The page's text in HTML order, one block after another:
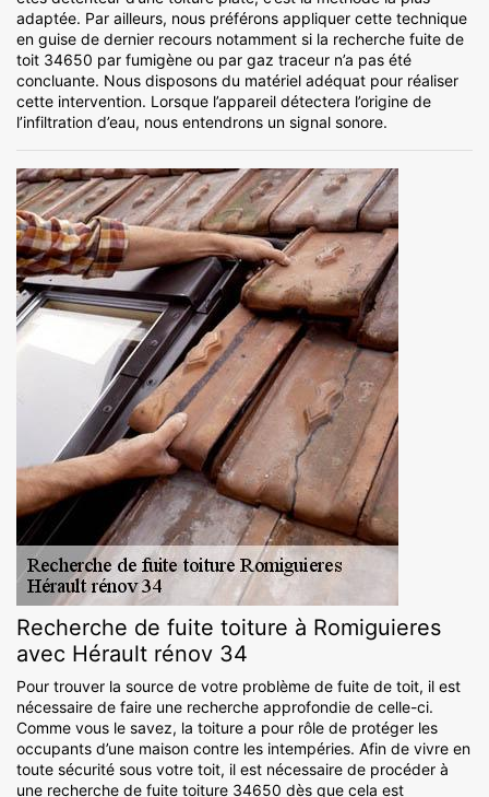
adaptée. Par ailleurs, nous préférons appliquer cette technique
en guise de dernier recours notamment si la recherche fuite de
toit 34650 par fumigène ou par gaz traceur n’a pas été
concluante. Nous disposons du matériel adéquat pour réaliser
cette intervention. Lorsque l’appareil détectera l’origine de
l’infiltration d’eau, nous entendrons un signal sonore.
Recherche de fuite toiture à Romiguieres
avec Hérault rénov 34
Pour trouver la source de votre problème de fuite de toit, il est
nécessaire de faire une recherche approfondie de celle-ci.
Comme vous le savez, la toiture a pour rôle de protéger les
occupants d’une maison contre les intempéries. Afin de vivre en
toute sécurité sous votre toit, il est nécessaire de procéder à
une recherche de fuite toiture 34650 dès que cela est